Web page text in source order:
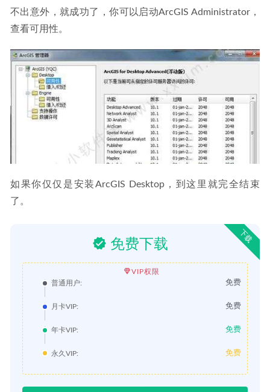
不出意外，就成功了，你可以启动ArcGIS Administrator，
查看可用性。
如果你仅仅是安装ArcGIS Desktop，到这里就完全结束
了。
下载
免费下载
VIP权限
普通用户:
免费
月卡VIP: 免费
年卡VIP: 免费
永久VIP: 免费